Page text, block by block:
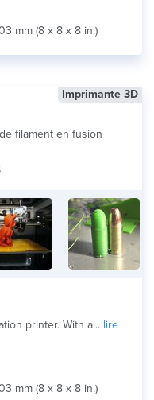
mm (8 x 8 x 8 in.)
Imprimante 3D
filament en fusion
printer. With a... lire
mm (8 x 8 x 8 in.)